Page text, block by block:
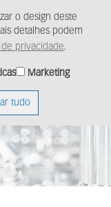
o design deste
detalhes podem
de privacidade.
Marketing
tudo